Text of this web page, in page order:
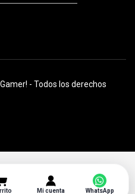
- Todos los derechos
Mi cuenta